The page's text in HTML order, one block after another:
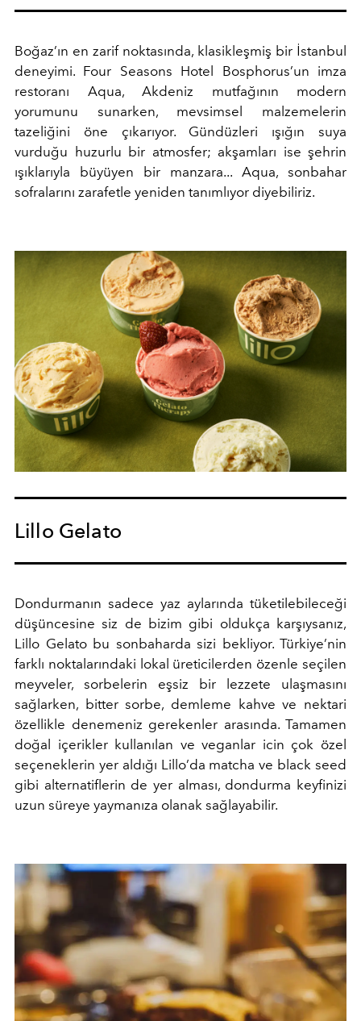
Boğaz’ın en zarif noktasında, klasikleşmiş bir İstanbul
deneyimi. Four Seasons Hotel Bosphorus’un imza
restoranı Aqua, Akdeniz mutfağının modern
yorumunu sunarken, mevsimsel malzemelerin
tazeliğini öne çıkarıyor. Gündüzleri ışığın suya
vurduğu huzurlu bir atmosfer; akşamları ise şehrin
ışıklarıyla büyüyen bir manzara... Aqua, sonbahar
sofralarını zarafetle yeniden tanımlıyor diyebiliriz.
Lillo Gelato
Dondurmanın sadece yaz aylarında tüketilebileceği
düşüncesine siz de bizim gibi oldukça karşıysanız,
Lillo Gelato bu sonbaharda sizi bekliyor. Türkiye’nin
farklı noktalarındaki lokal üreticilerden özenle seçilen
meyveler, sorbelerin eşsiz bir lezzete ulaşmasını
sağlarken, bitter sorbe, demleme kahve ve nektari
özellikle denemeniz gerekenler arasında. Tamamen
doğal içerikler kullanılan ve veganlar icin çok özel
seçeneklerin yer aldığı Lillo’da matcha ve black seed
gibi alternatiflerin de yer alması, dondurma keyfinizi
uzun süreye yaymanıza olanak sağlayabilir.